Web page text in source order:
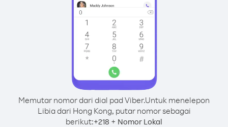
Memutar nomor dari dial pad Viber.Untuk menelepon
Libia dari Hong Kong, putar nomor sebagai
berikut:+218 + Nomor Lokal